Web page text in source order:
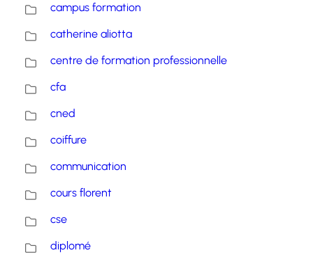
campus formation
catherine aliotta
centre de formation professionnelle
cfa
cned
coiffure
communication
cours florent
cse
diplomé